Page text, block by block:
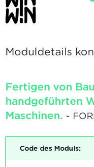
Moduldetails
Fertigen von
handgeführten
Maschinen. -
Code des Moduls: